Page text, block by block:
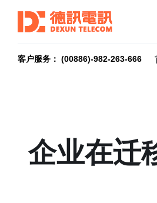
客户服务： (00886)-982-263-666
企业在迁